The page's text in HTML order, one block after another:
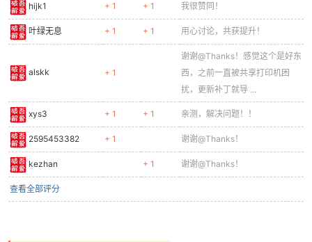
hijk1 + 1 + 1 我很赞同！
叶绿无息 + 1 + 1 用心讨论，共获提升！
alskk + 1
谢谢@Thanks！感觉这个是好东
西，之前一直被共享打印机困
扰，更新补丁就导 ...
xys3 + 1 + 1 亲测，解决问题！！
2595453382 + 1 谢谢@Thanks！
kezhan + 1 谢谢@Thanks！
查看全部评分